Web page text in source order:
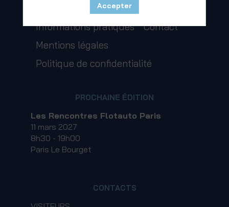
Exposer
Programme
Informations pratiques
Contact
Mentions légales
Politique de confidentialité
PROCHAINE ÉDITION
Les Rencontres Flotauto Paris
11 mars 2027
8h30 - 19h00
Paris Le Bourget
CONTACTS
Accepter